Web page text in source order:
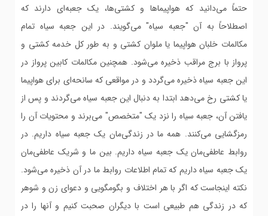
حتماً می‌دانید که هواپیماها و کشتی‌ها، یک جعبه‌ای دارند که
اصطلاحاً به آن "جعبه سیاه" می‌گویند. در این جعبه سیاه تمام
مکالمات خلبان هواپیما یا ملوان کشتی و به طور کل خدمه کشتی و
پرواز با برج مراقب ذخیره می‌شود. همچنین مکالمات کابین پرواز در
این جعبه سیاه ذخیره می‌گردد و در مواقعی که سانحه‌ای برای هواپیما
یا کشتی رخ می‌دهد ابتدا به دنبال این جعبه سیاه می‌گردند و پس از
یافتن آن، جعبه سیاه را نزد یک "متخصص" می‌برند و محتویات آن را
رمزگشایی می‌کنند. همه ما در زندگی‌مان یک جعبه سیاه داریم. در
روابط عاطفی‌مان یک جعبه سیاه داریم. بین ما و شریک عاطفی‌مان
یک جعبه سیاه داریم که تمام اطلاعات روابط ما در آن ذخیره می‌شود.
نکته اینجاست که اگر با هر اختلاف و بگومگویی و دعوای زن و شوهر
که در زندگی هم طبیعی است با دیگران صحبت کنیم و آنها را در